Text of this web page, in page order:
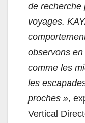
de recherche
voyages.
observons
comme les
les
proches »,
Vertical